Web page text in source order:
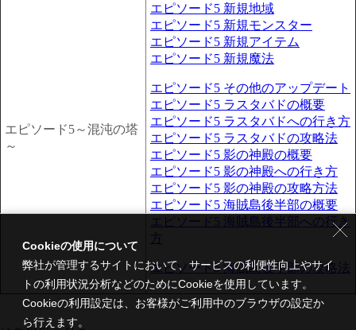
エピソード5～混沌の塔
～
エピソード5 新規地域
エピソード5 新規モンスター
エピソード5 新規アイテム
エピソード5 新規魔法
エピソード5 その他のアップデート
エピソード5 ラスタバドの概要
エピソード5 ラスタバドへの行き方
エピソード5 ラスタバドの攻略法
エピソード5 影の神殿の概要
エピソード5 影の神殿への行き方
エピソード5 影の神殿の攻略方法
エピソード5 海賊島後半部の概要
エピソード5 海賊島後半部への行き
方
エピソード5 海賊島後半部の攻略法
Cookieの使用について
弊社が管理するサイトにおいて、サービスの利便性向上やサイ
トの利用状況分析などのためにCookieを使用しています。
Cookieの利用設定は、お客様がご利用中のブラウザの設定か
ら行えます。